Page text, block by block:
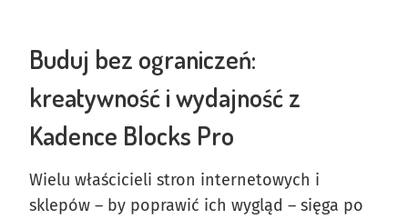
Buduj bez ograniczeń:
kreatywność i wydajność z
Kadence Blocks Pro
Wielu właścicieli stron internetowych i
sklepów – by poprawić ich wygląd – sięga po